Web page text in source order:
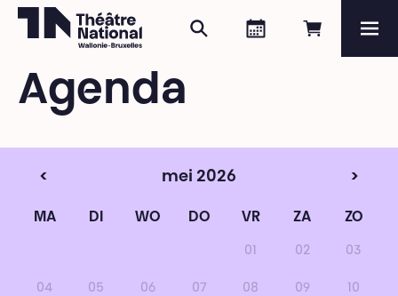
Online
Agenda
Zoeken
Agenda
< mei 2026 >
MA DI WO DO VR ZA ZO
01 02 03
04 05 06 07 08 09 10